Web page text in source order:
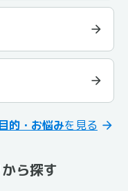
的・お悩みを見る
ら探す